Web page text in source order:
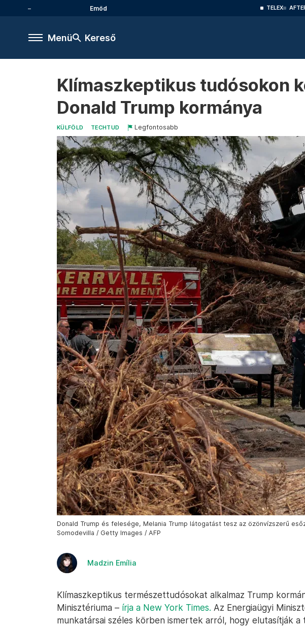
Emőd TELEX
Menü Kereső
Klímaszkeptikus tudósokon
Donald Trump kormánya
KÜLFÖLD TECHTUD Legfontosabb
Donald Trump és felesége, Melania Trump látogatást tesz az özönvízszerű
Somodevilla / Getty Images / AFP
Madzin Emília
Klímaszkeptikus természettudósokat alkalmaz Trump
Minisztériuma – írja a New York Times. Az Energiaügyi
munkatársai széles körben ismertek arról, hogy elutasítják a